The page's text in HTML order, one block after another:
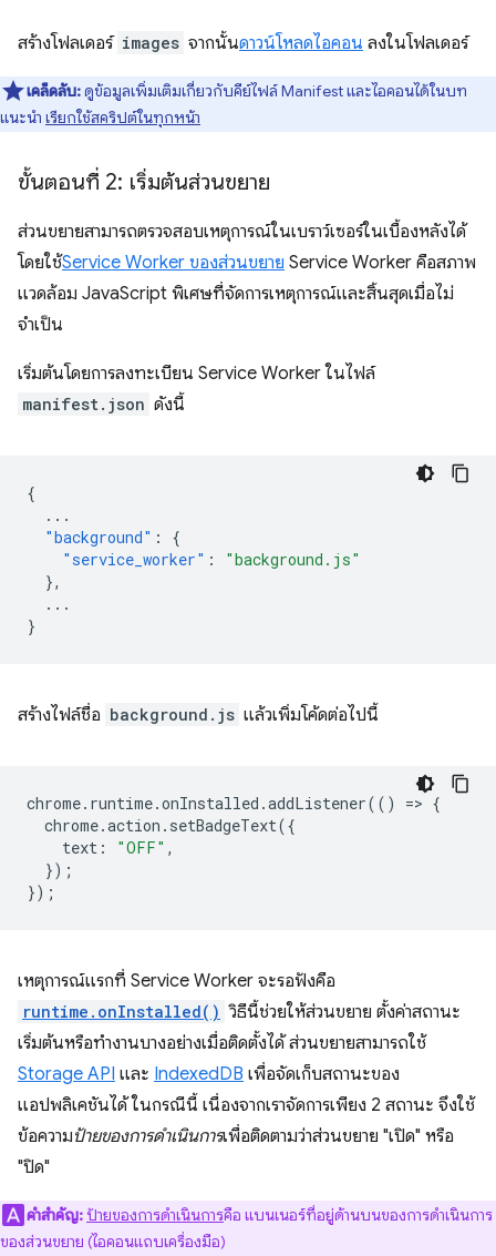
สร้างโฟลเดอร์ images จากนั้นดาวน์โหลดไอคอน ลงในโฟลเดอร์
เคล็ดลับ:ดูข้อมูลเพิ่มเติมเกี่ยวกับคีย์ไฟล์ Manifest และไอคอนได้ในบท
แนะนำ เรียกใช้สคริปต์ในทุกหน้า
ขั้นตอนที่ 2: เริ่มต้นส่วนขยาย
ส่วนขยายสามารถตรวจสอบเหตุการณ์ในเบราว์เซอร์ในเบื้องหลังได้
โดยใช้Service Worker ของส่วนขยาย Service Worker คือสภาพ
แวดล้อม JavaScript พิเศษที่จัดการเหตุการณ์และสิ้นสุดเมื่อไม่
จำเป็น
เริ่มต้นโดยการลงทะเบียน Service Worker ในไฟล์
manifest.json ดังนี้
{
...
"background" :
{
"service_worker" :
"background.js"
},
...
}
สร้างไฟล์ชื่อ background.js แล้วเพิ่มโค้ดต่อไปนี้
chrome. runtime.onInstalled .addListener(() => {
chrome.action . setBadgeText({
text : "OFF" ,
});
});
เหตุการณ์แรกที่ Service Worker จะรอฟังคือ
runtime.onInstalled() วิธีนี้ช่วยให้ส่วนขยาย ตั้งค่าสถานะ
เริ่มต้นหรือทำงานบางอย่างเมื่อติดตั้งได้ ส่วนขยายสามารถใช้
Storage API และ IndexedDB เพื่อจัดเก็บสถานะของ
แอปพลิเคชันได้ ในกรณีนี้ เนื่องจากเราจัดการเพียง 2 สถานะ จึงใช้
ข้อความป้ายของการดำเนินการเพื่อติดตามว่าส่วนขยาย "เปิด" หรือ
"ปิด"
คำสำคัญ: ป้ายของการดำเนินการคือ แบนเนอร์ที่อยู่ด้านบนของการดำเนินการ
ของส่วนขยาย (ไอคอนแถบเครื่องมือ)